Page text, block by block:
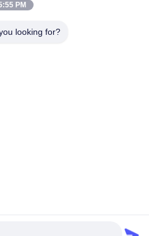
Besar Komersial Dengan
PM
looking for?